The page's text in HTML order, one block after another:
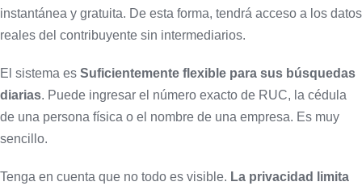
instantánea y gratuita. De esta forma, tendrá acceso a los datos
reales del contribuyente sin intermediarios.
El sistema es Suficientemente flexible para sus búsquedas
diarias. Puede ingresar el número exacto de RUC, la cédula
de una persona física o el nombre de una empresa. Es muy
sencillo.
Tenga en cuenta que no todo es visible. La privacidad limita